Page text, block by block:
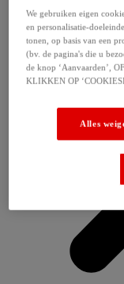
We gebruiken eigen
en personalisatie-
tonen, op basis van een
(bv. de pagina's die u
de knop ‘Aanvaarden’,
KLIKKEN OP
Alles